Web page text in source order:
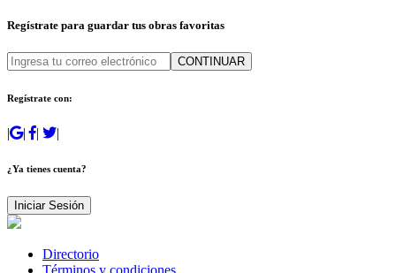
Regístrate para guardar tus obras favoritas
CONTINUAR
Regístrate con:
| | | |
¿Ya tienes cuenta?
Iniciar Sesión
Directorio
Términos y condiciones